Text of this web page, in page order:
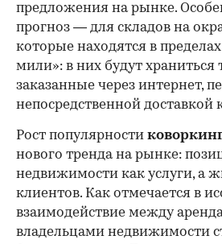
предложения на рынке.
прогноз — для складов на
которые находятся в
мили»: в них будут храниться
заказанные через интернет,
непосредственной доставкой
Рост популярности
нового тренда на рынке:
недвижимости как услуги, а
клиентов. Как отмечается в
взаимодействие между
владельцами недвижимости